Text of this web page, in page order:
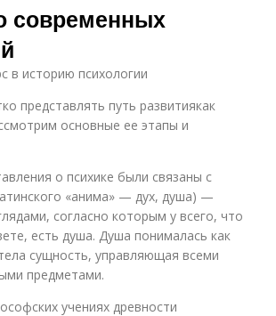
современных
в историю психологии
представлять путь развитиякак
основные ее этапы и
о психике были связаны с
«анима» — дух, душа) —
согласно которым у всего, что
есть душа. Душа понималась как
сущность, управляющая всеми
предметами.
учениях древности